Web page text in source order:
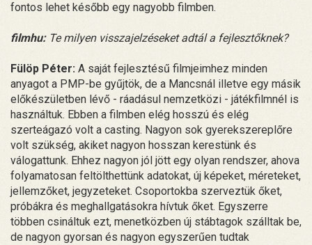
fontos lehet később egy nagyobb filmben.
filmhu:Te milyen visszajelzéseket adtál a fejlesztőknek?
Fülöp Péter: A saját fejlesztésű filmjeimhez minden
anyagot a PMP-be gyűjtök, de a Mancsnál illetve egy másik
előkészületben lévő - ráadásul nemzetközi - játékfilmnél is
használtuk. Ebben a filmben elég hosszú és elég
szerteágazó volt a casting. Nagyon sok gyerekszereplőre
volt szükség, akiket nagyon hosszan kerestünk és
válogattunk. Ehhez nagyon jól jött egy olyan rendszer, ahova
folyamatosan feltölthettünk adatokat, új képeket, méreteket,
jellemzőket, jegyzeteket. Csoportokba szerveztük őket,
próbákra és meghallgatásokra hívtuk őket. Egyszerre
többen csináltuk ezt, menetközben új stábtagok szálltak be,
de nagyon gyorsan és nagyon egyszerűen tudtak